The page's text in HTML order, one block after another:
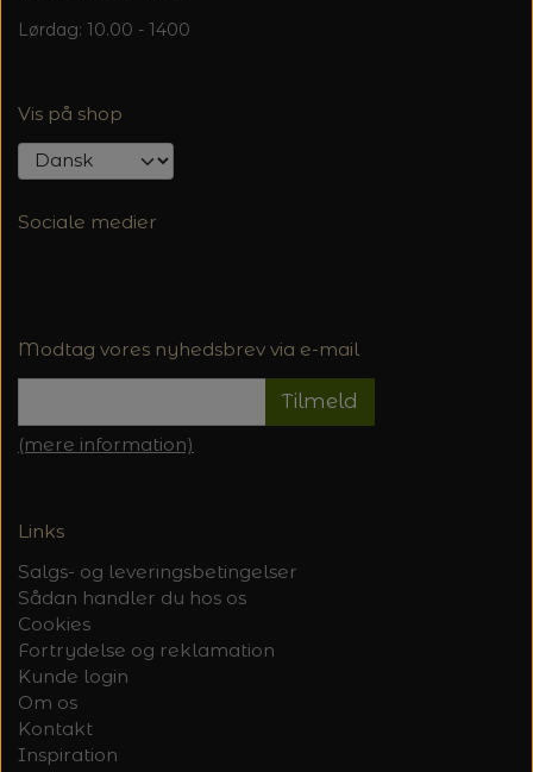
Lørdag: 10.00 - 1400
Vis på shop
Sociale medier
Modtag vores nyhedsbrev via e-mail
Tilmeld
(mere information)
Links
Salgs- og leveringsbetingelser
Sådan handler du hos os
Cookies
Fortrydelse og reklamation
Kunde login
Om os
Kontakt
Inspiration